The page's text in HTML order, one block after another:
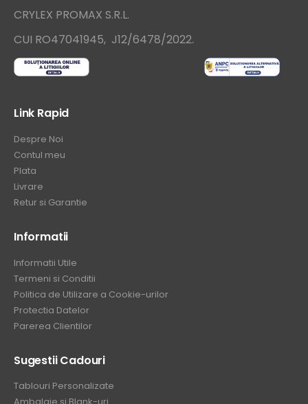
CRYLEX PROMAX S.R.L.
CUI RO47041945, J12/6478/2022.
Link Rapid
Despre Noi
Contul meu
Plata
Livrare
Retur si Garantie
Informatii
Informatii Utile
Termeni si Conditii
Politica de Utilizare a Cookie-urilor
Protectia Datelor
Parerea Clientilor
Sugestii Cadouri
Tablouri Personalizate